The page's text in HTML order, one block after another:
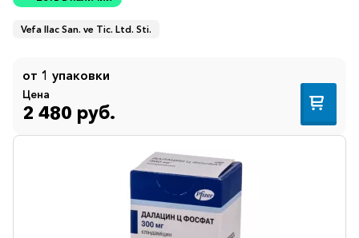
Vefa Ilac San. ve Tic. Ltd. Sti.
от 1 упаковки
Цена
2 480 руб.